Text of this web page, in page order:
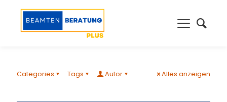
Categories Tags Autor Alles anzeigen